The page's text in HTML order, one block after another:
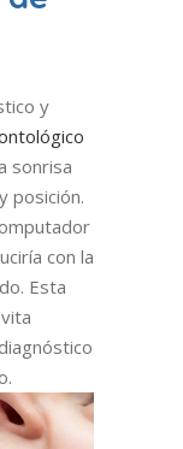
y
sonrisa
posición.
con la
Esta